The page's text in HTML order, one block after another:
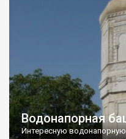
Водонапорная
Интересную